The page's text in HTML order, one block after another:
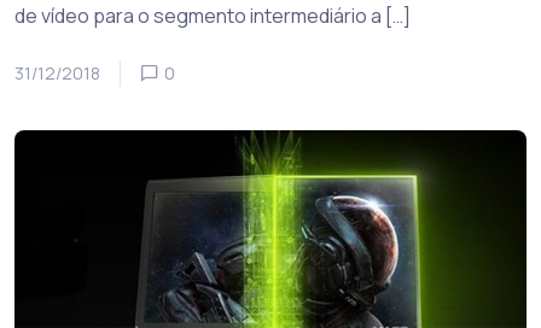
de vídeo para o segmento intermediário a […]
31/12/2018 0